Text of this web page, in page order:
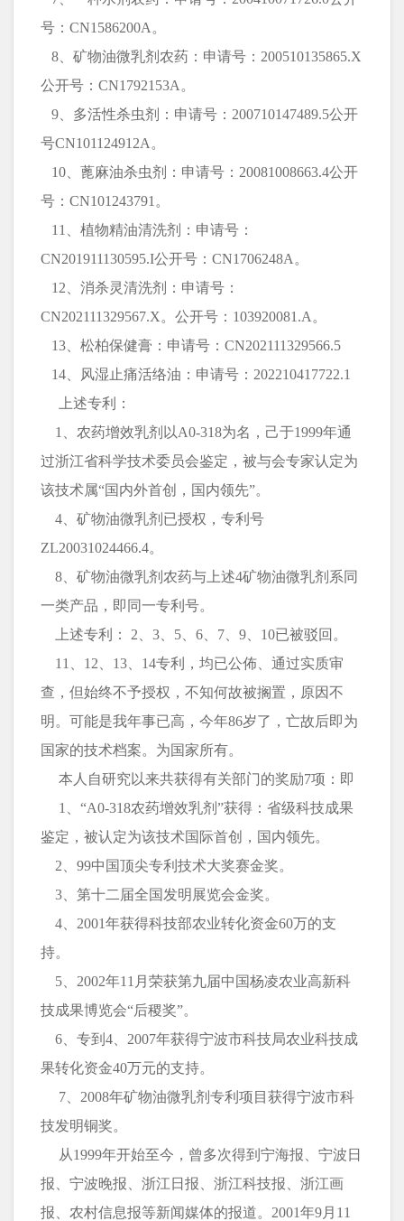
号：CN1586200A。
8、矿物油微乳剂农药：申请号：200510135865.X
公开号：CN1792153A。
9、多活性杀虫剂：申请号：200710147489.5公开
号CN101124912A。
10、蓖麻油杀虫剂：申请号：20081008663.4公开
号：CN101243791。
11、植物精油清洗剂：申请号：
CN201911130595.I公开号：CN1706248A。
12、消杀灵清洗剂：申请号：
CN202111329567.X。公开号：103920081.A。
13、松柏保健膏：申请号：CN202111329566.5
14、风湿止痛活络油：申请号：202210417722.1
上述专利：
1、农药增效乳剂以A0-318为名，己于1999年通
过浙江省科学技术委员会鉴定，被与会专家认定为
该技术属“国内外首创，国内领先”。
4、矿物油微乳剂已授权，专利号
ZL20031024466.4。
8、矿物油微乳剂农药与上述4矿物油微乳剂系同
一类产品，即同一专利号。
上述专利： 2、3、5、6、7、9、10已被驳回。
11、12、13、14专利，均已公佈、通过实质审
查，但始终不予授权，不知何故被搁置，原因不
明。可能是我年事已高，今年86岁了，亡故后即为
国家的技术档案。为国家所有。
本人自研究以来共获得有关部门的奖励7项：即
1、“A0-318农药增效乳剂”获得：省级科技成果
鉴定，被认定为该技术国际首创，国内领先。
2、99中国顶尖专利技术大奖赛金奖。
3、第十二届全国发明展览会金奖。
4、2001年获得科技部农业转化资金60万的支
持。
5、2002年11月荣获第九届中国杨凌农业高新科
技成果博览会“后稷奖”。
6、专到4、2007年获得宁波市科技局农业科技成
果转化资金40万元的支持。
7、2008年矿物油微乳剂专利项目获得宁波市科
技发明铜奖。
从1999年开始至今，曾多次得到宁海报、宁波日
报、宁波晚报、浙江日报、浙江科技报、浙江画
报、农村信息报等新闻媒体的报道。2001年9月11